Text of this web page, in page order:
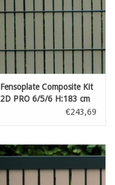
Fensoplate Composite Kit
2D PRO 6/5/6 H:183 cm
L:250 cm Green Grey€243,69